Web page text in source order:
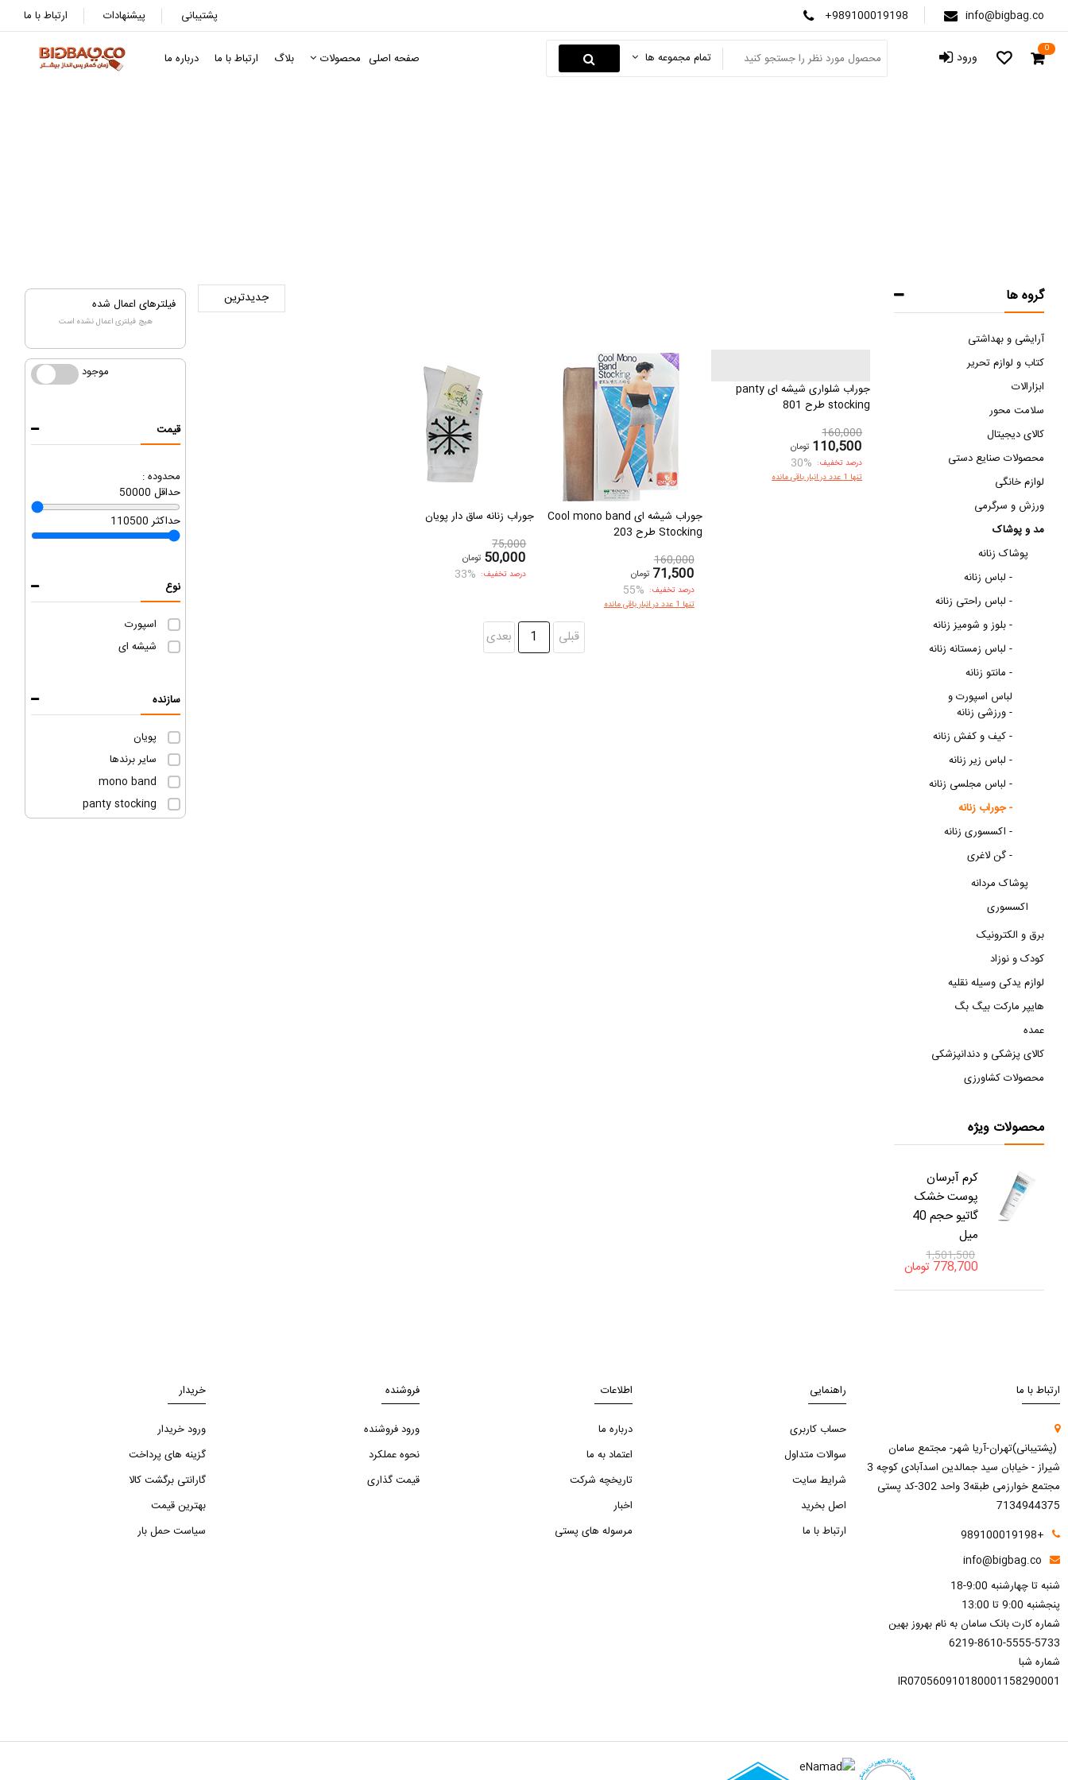
ارتباط با ما پیشنهادات پشتیبانی +989100019198 info@bigbag.co
صفحه اصلی محصولات بلاگ ارتباط با ما درباره ما تمام مجموعه ها ورود 0
فیلترهای اعمال شده
هیچ فیلتری اعمال نشده است
موجود موجود
قیمت
محدوده :
50000 حداقل
110500 حداکثر
نوع
اسپورت
شیشه ای
سازنده
پویان
سایر برندها
mono band
panty stocking
جوراب شلواری شیشه ای panty
stocking طرح 801
160,000
110,500 تومان
درصد تخفیف: 30%
تنها 1 عدد در انبار باقی مانده
جوراب شیشه ای Cool mono band
Stocking طرح 203
160,000
71,500 تومان
درصد تخفیف: 55%
تنها 1 عدد در انبار باقی مانده
جوراب زنانه ساق دار پویان
75,000
50,000 تومان
درصد تخفیف: 33%
قبلی 1 بعدی
گروه ها
آرایشی و بهداشتی
کتاب و لوازم تحریر
ابزارالات
سلامت محور
کالای دیجیتال
محصولات صنایع دستی
لوازم خانگی
ورزش و سرگرمی
مد و پوشاک
پوشاک زنانه
لباس زنانه -
لباس راحتی زنانه -
بلوز و شومیز زنانه -
لباس زمستانه زنانه -
مانتو زنانه -
لباس اسپورت و
ورزشی زنانه -
کیف و کفش زنانه -
لباس زیر زنانه -
لباس مجلسی زنانه -
جوراب زنانه -
اکسسوری زنانه -
گن لاغری -
پوشاک مردانه
اکسسوری
برق و الکترونیک
کودک و نوزاد
لوازم یدکی وسیله نقلیه
هایپر مارکت بیگ بگ
عمده
کالای پزشکی و دندانپزشکی
محصولات کشاورزی
محصولات ویژه
کرم آبرسان
پوست خشک
گاتیو حجم 40
میل
1,501,500
778,700 تومان
ارتباط با ما
(پشتیبانی)تهران-آریا شهر- مجتمع سامان
شیراز - خیابان سید جمالدین اسدآبادی کوچه 3
مجتمع خوارزمی طبقه3 واحد 302-کد پستی
7134944375
+989100019198
info@bigbag.co
شنبه تا چهارشنبه 9:00-18
پنجشنبه 9:00 تا 13:00
شماره کارت بانک سامان به نام بهروز بهین
6219-8610-5555-5733
شماره شبا
IR070560910180001158290001
راهنمایی
حساب کاربری
سوالات متداول
شرایط سایت
اصل بخرید
ارتباط با ما
اطلاعات
درباره ما
اعتماد به ما
تاریخچه شرکت
اخبار
مرسوله های پستی
فروشنده
ورود فروشنده
نحوه عملکرد
قیمت گذاری
خریدار
ورود خریدار
گزینه های پرداخت
گارانتی برگشت کالا
بهترین قیمت
سیاست حمل بار